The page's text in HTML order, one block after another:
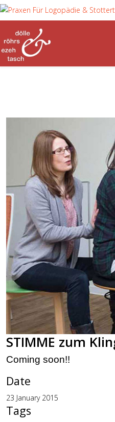
STIMME zum
Coming soon!!
Date
23 January 2015
Tags